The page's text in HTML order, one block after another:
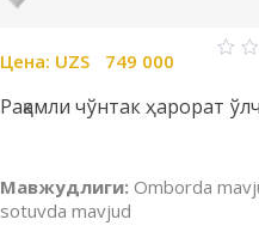
of
5
Цена: UZS 749 000
Рақамли чўнтак ҳарорат
Мавжудлиги: Omborda
sotuvda mavjud